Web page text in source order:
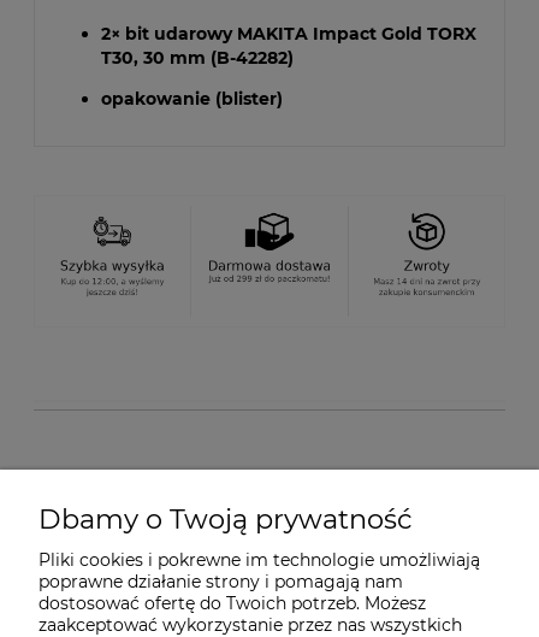
2× bit udarowy MAKITA Impact Gold TORX
T30, 30 mm (B-42282)
opakowanie (blister)
O nas
Dostawa i płatności
Dbamy o Twoją prywatność
Pliki cookies i pokrewne im technologie umożliwiają
poprawne działanie strony i pomagają nam
dostosować ofertę do Twoich potrzeb. Możesz
zaakceptować wykorzystanie przez nas wszystkich